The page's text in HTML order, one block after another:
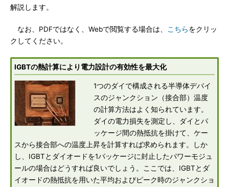
解説します。
なお、PDFではなく、Webで閲覧する場合は、 こちらをクリッ
クしてください。
IGBTの熱計算により電力設計の有効性を最大化
1つのダイで構成される半導体デバイ
スのジャンクション（接合部）温度
の計算方法はよく知られています。
ダイの電力損失を測定し、ダイとパ
ッケージ間の熱抵抗を掛けて、ケー
スから接合部への温度上昇を計算すれば求められます。しか
し、IGBTとダイオードを1パッケージに封止したパワーモジュ
ールの場合はどうすれば良いでしょう。ここでは、IGBTとダ
イオードの熱抵抗を用いた平均およびピーク時のジャンクショ